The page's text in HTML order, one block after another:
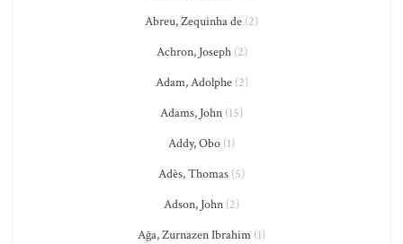
Abreu, Zequinha de (2)
Achron, Joseph(2)
Adam, Adolphe(2)
Adams, John (15)
Addy, Obo (1)
Adès, Thomas (5)
Adson, John (2)
Ağa, Zurnazen Ibrahim (1)